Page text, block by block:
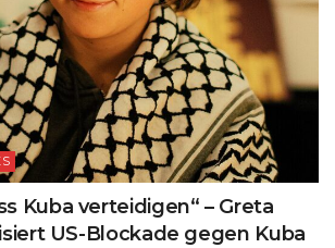
Kuba verteidigen“ – Greta
US-Blockade gegen Kuba